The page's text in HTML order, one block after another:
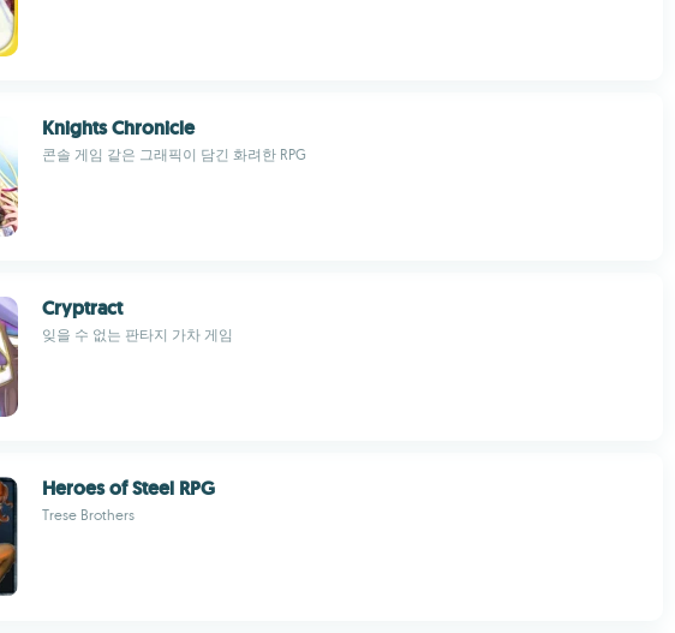
Knights Chronicle
콘솔 게임 같은 그래픽이 담긴 화려한 RPG
Cryptract
잊을 수 없는 판타지 가차 게임
Heroes of Steel RPG
Trese Brothers